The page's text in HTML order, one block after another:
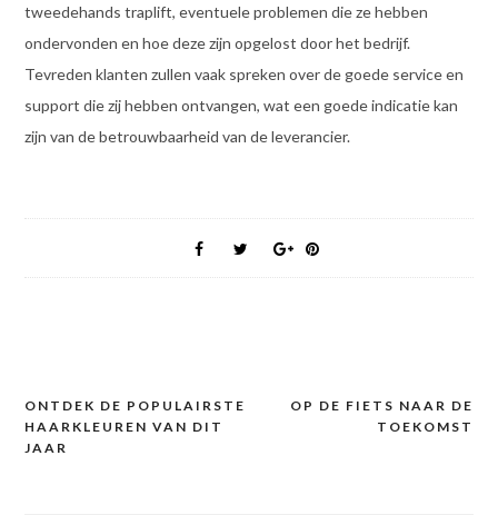
tweedehands traplift, eventuele problemen die ze hebben
ondervonden en hoe deze zijn opgelost door het bedrijf.
Tevreden klanten zullen vaak spreken over de goede service en
support die zij hebben ontvangen, wat een goede indicatie kan
zijn van de betrouwbaarheid van de leverancier.
Post
navigation
ONTDEK DE POPULAIRSTE
HAARKLEUREN VAN DIT
JAAR
OP DE FIETS NAAR DE
TOEKOMST